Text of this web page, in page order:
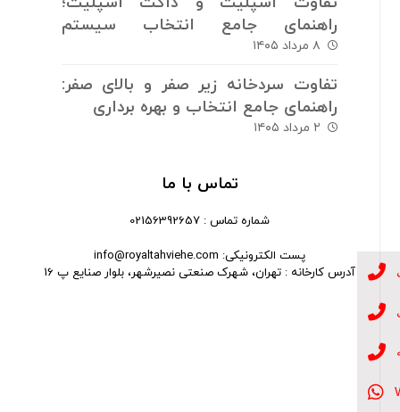
راهنمای جامع انتخاب سیستم
سرمایش و گرمایش
۸ مرداد ۱۴۰۵
تفاوت سردخانه زیر صفر و بالای صفر:
راهنمای جامع انتخاب و بهره برداری
۲ مرداد ۱۴۰۵
تماس با ما
شماره تماس : 02156392657
پست الکترونیکی: info@royaltahviehe.com
آدرس کارخانه : تهران، شهرک صنعتی نصیرشهر، بلوار صنایع پ 16